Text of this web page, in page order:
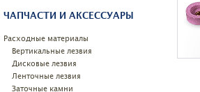
ЧАПЧАСТИ И АКСЕССУАРЫ
Расходные материалы
Вертикальные лезвия
Дисковые лезвия
Ленточные лезвия
Заточные камни